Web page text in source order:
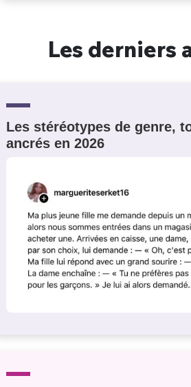
Les derniers
Les stéréotypes de genre,
ancrés en 2026